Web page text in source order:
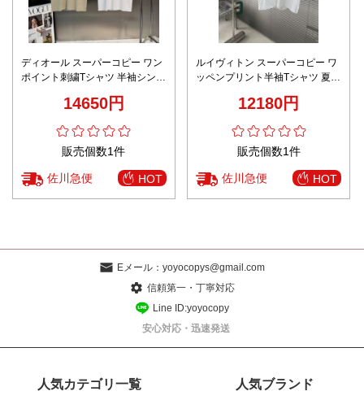
ディオール スーパーコピー ワン
ポイント刺繍Tシャツ 半袖シンプ
14650円
販売個数1件
佐川急便 HOT
ルイヴィトン スーパーコピー ワ
ッペンプリント半袖Tシャツ 夏服
12180円
販売個数1件
佐川急便 HOT
Eメール： yoyocopys@gmail.com
信頼第一・丁寧対応
Line ID:yoyocopy
安心対応・迅速発送
人気カテゴリ一覧 人気ブランド